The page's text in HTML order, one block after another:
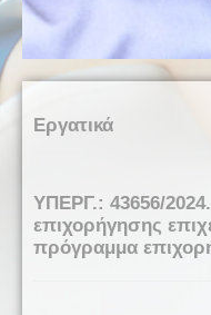
Εργατικά
ΥΠΕΡΓ.: 43656/
επιχορήγησης
πρόγραμμα